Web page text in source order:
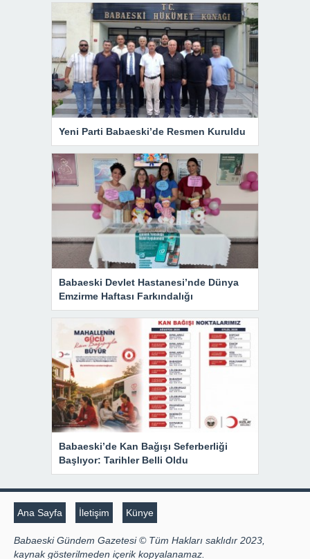
Yeni Parti Babaeski’de Resmen Kuruldu
Babaeski Devlet Hastanesi’nde Dünya
Emzirme Haftası Farkındalığı
Babaeski’de Kan Bağışı Seferberliği
Başlıyor: Tarihler Belli Oldu
Ana Sayfa İletişim Künye
Babaeski Gündem Gazetesi © Tüm Hakları saklıdır 2023,
kaynak gösterilmeden içerik kopyalanamaz.